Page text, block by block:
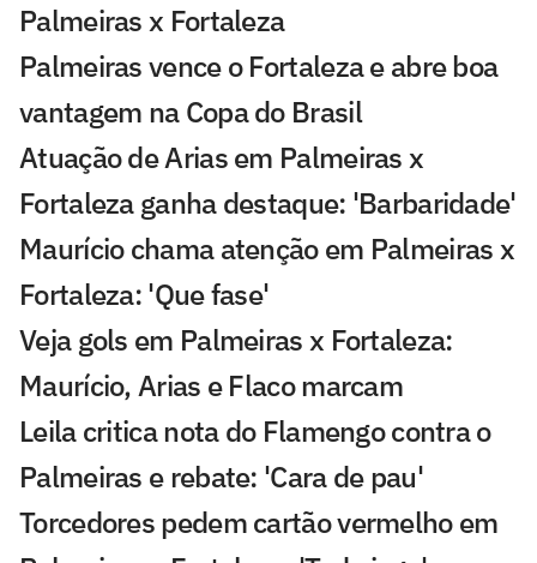
Palmeiras x Fortaleza
Palmeiras vence o Fortaleza e abre boa
vantagem na Copa do Brasil
Atuação de Arias em Palmeiras x
Fortaleza ganha destaque: 'Barbaridade'
Maurício chama atenção em Palmeiras x
Fortaleza: 'Que fase'
Veja gols em Palmeiras x Fortaleza:
Maurício, Arias e Flaco marcam
Leila critica nota do Flamengo contra o
Palmeiras e rebate: 'Cara de pau'
Torcedores pedem cartão vermelho em